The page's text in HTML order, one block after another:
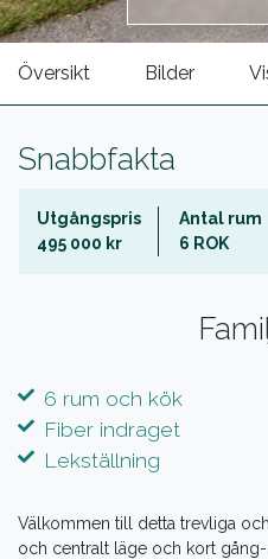
Översikt Bilder
Snabbfakta
Utgångspris
495 000 kr
Antal rum
6 ROK
6 rum och kök
Fiber indraget
Lekställning
Välkommen till detta trevliga
och centralt läge och kort